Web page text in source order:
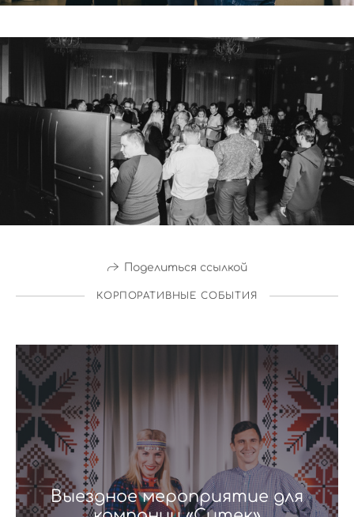
Поделиться ссылкой
КОРПОРАТИВНЫЕ СОБЫТИЯ
Выездное мероприятие для